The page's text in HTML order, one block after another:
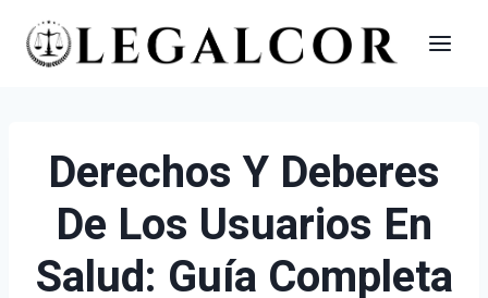
Saltar
Derechos Y Deberes
De Los Usuarios En
Salud: Guía Completa